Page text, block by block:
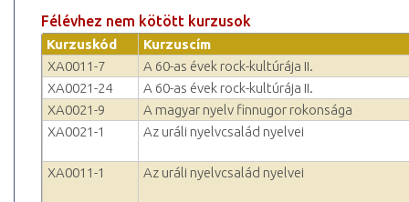
Félévhez nem kötött kurzusok
Kurzuskód
Kurzuscím
XA0011-7
A 60-as évek rock-kultúrája II.
XA0021-24
A 60-as évek rock-kultúrája II.
XA0021-9
A magyar nyelv finnugor rokonsága
XA0021-1
Az uráli nyelvcsalád nyelvei
XA0011-1 Az uráli nyelvcsalád nyelvei